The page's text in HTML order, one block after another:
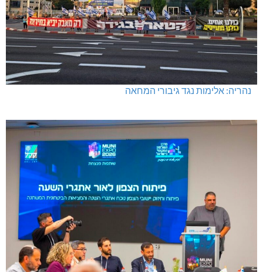
נהריה: אלימות נגד גיבורי המחאה